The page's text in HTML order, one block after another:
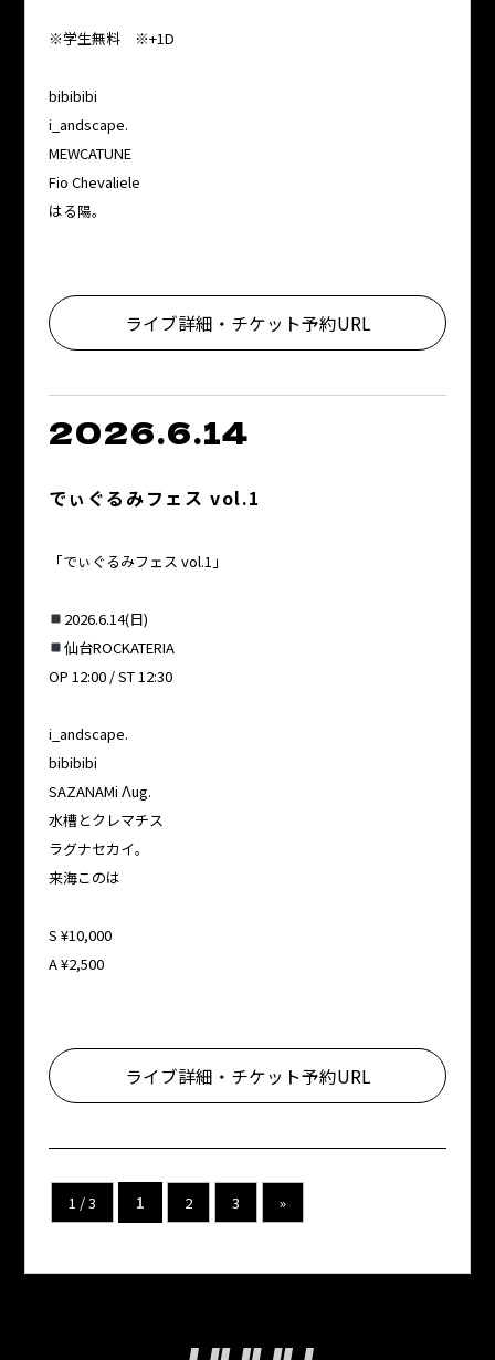
※学生無料 ※+1D
bibibibi
i_andscape.
MEWCATUNE
Fio Chevaliele
はる陽。
ライブ詳細・チケット予約URL
2026.6.14
でぃぐるみフェス vol.1
「でぃぐるみフェス vol.1」
2026.6.14(日)
仙台ROCKATERIA
OP 12:00 / ST 12:30
i_andscape.
bibibibi
SAZANAMi Λug.
水槽とクレマチス
ラグナセカイ。
来海このは
S ¥10,000
A ¥2,500
ライブ詳細・チケット予約URL
1 / 3 1 2 3 »